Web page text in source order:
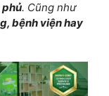
phủ. Cũng như
bệnh viện hay